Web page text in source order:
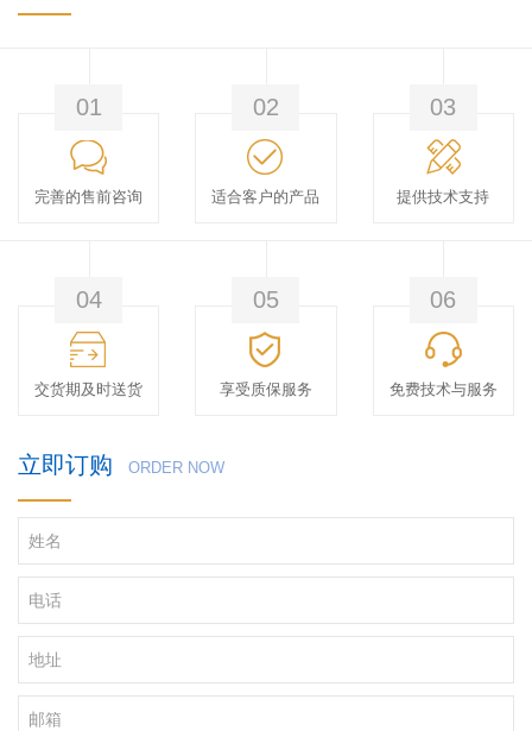
01
完善的售前咨询
02
适合客户的产品
03
提供技术支持
04
交货期及时送货
05
享受质保服务
06
免费技术与服务
立即订购 ORDER NOW